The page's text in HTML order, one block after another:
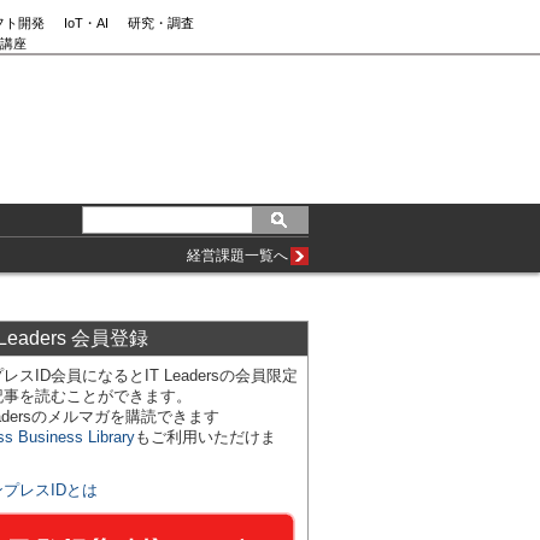
ト開発 IoT・AI
研究・調査
座
経営課題一覧へ
会員登録
スID会員になるとIT Leadersの会員限定
を読むことができます。
のメルマガを購読できます
Business Libraryもご利用いただけま
プレスIDとは